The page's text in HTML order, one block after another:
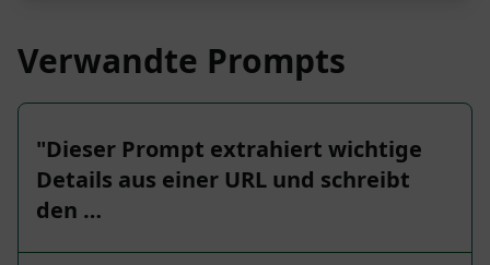
Verwandte Prompts
"Dieser Prompt extrahiert wichtige
Details aus einer URL und schreibt
den …